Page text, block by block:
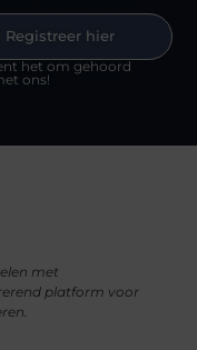
Registreer hier
het om gehoord
ons!
met
platform voor